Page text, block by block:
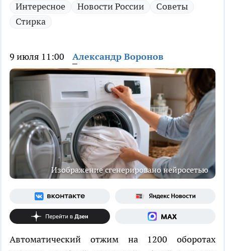
Интересное Новости России
Советы
Стирка
9 июля 11:00 Александр Воронов
Изображение сгенерировано нейросетью
Автоматический отжим на 1200 оборотах